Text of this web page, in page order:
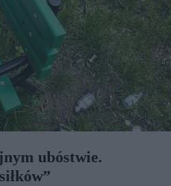
ubóstwie.